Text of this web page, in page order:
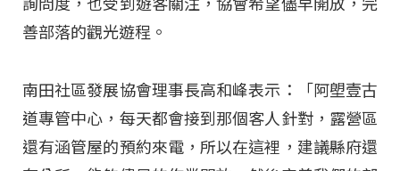
詢問度，也受到遊客關注，協會希望儘早開放，完
善部落的觀光遊程。
南田社區發展協會理事長高和峰表示：「阿塱壹古
道專管中心，每天都會接到那個客人針對，露營區
還有涵管屋的預約來電，所以在這裡，建議縣府還